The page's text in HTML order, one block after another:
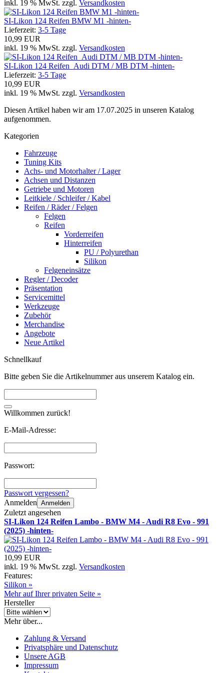
inkl. 19 % MwSt. zzgl. Versandkosten
SI-Likon 124 Reifen BMW M1 -hinten-
Lieferzeit: 3-5 Tage
10,99 EUR
inkl. 19 % MwSt. zzgl. Versandkosten
SI-Likon 124 Reifen Audi DTM / MB DTM -hinten-
Lieferzeit: 3-5 Tage
10,99 EUR
inkl. 19 % MwSt. zzgl. Versandkosten
Diesen Artikel haben wir am 17.07.2025 in unseren Katalog
aufgenommen.
Kategorien
Fahrzeuge
Tuning Kits
Achs- und Motorhalter / Lager
Achsen und Distanzen
Getriebe und Motoren
Leitkiele / Schleifer / Kabel
Reifen / Räder / Felgen
Felgen
Reifen
Vorderreifen
Hinterreifen
PU / Polyurethan
Silikon
Felgeneinsätze
Regler / Decoder
Präsentation
Servicemittel
Werkzeuge
Zubehör
Merchandise
Angebote
Neue Artikel
Schnellkauf
Bitte geben Sie die Artikelnummer aus unserem Katalog ein.
Willkommen zurück!
E-Mail-Adresse:
Passwort:
Passwort vergessen?
Anmelden Anmelden
Zuletzt angesehen
SI-Likon 124 Reifen Lambo - BMW M4 - Audi R8 Evo - 991
(2025) -hinten-
10,99 EUR
inkl. 19 % MwSt. zzgl. Versandkosten
Features:
Silikon »
Mehr auf Ihrer privaten Seite »
Hersteller
Mehr über...
Zahlung & Versand
Privatsphäre und Datenschutz
Unsere AGB
Impressum